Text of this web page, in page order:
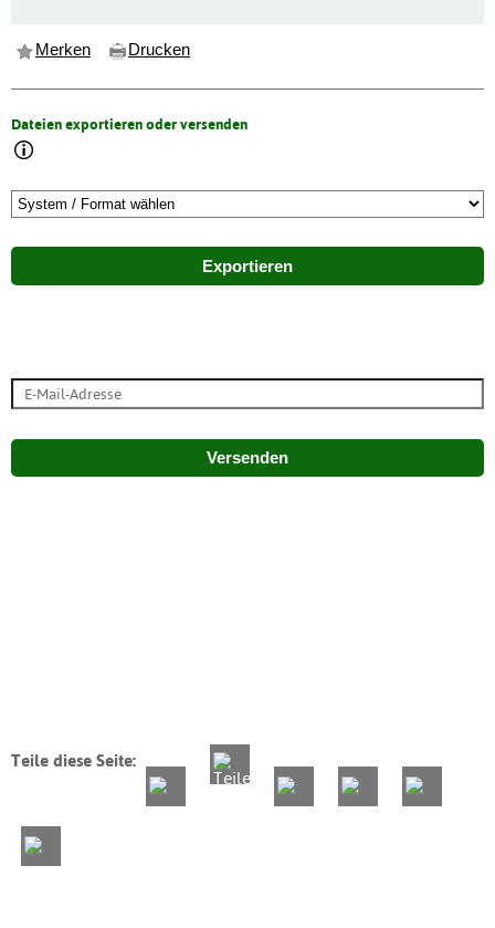
Merken Drucken
Dateien exportieren oder versenden
Exportieren
Versenden
Teile diese Seite: